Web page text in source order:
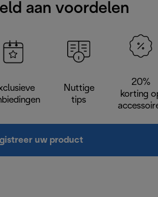
aan voordelen
Nuttige
tips
20%
korting
uw product